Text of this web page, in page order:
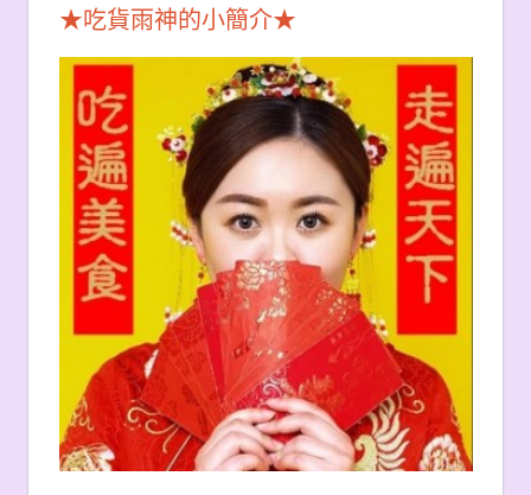
★吃貨雨神的小簡介★